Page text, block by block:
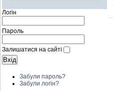
Логін
Пароль
Залишатися на сайті
Забули пароль?
Забули логін?